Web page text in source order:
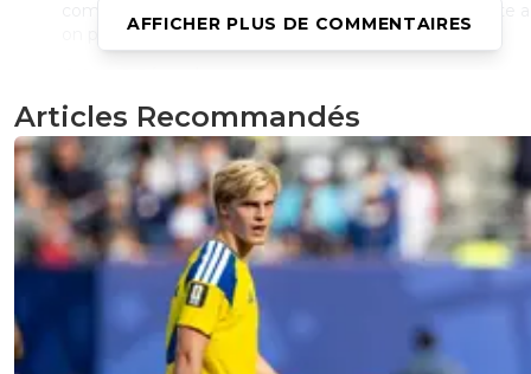
on prit cette decision c'est surrement pas pour rien
alexx-auvergnat-lyonnais 20 mai 2020 à 15:56 +0
Et ENCORE une fois tout le monde se reporte sur
marrant car les gens gueulent qu'il parte car c'est
mêmes qui gueulent car il y aurait du soi disant
pour recruter...C'et marrant car on oublie ENCORE
Aulas et Coupet y'a un Directeur sportif, qui n'est
quand ca déplait aux supps....Je résume: "pas de
avec nos anciens, si la décision me plait pas, c'est JMA,
me plait, c'est Juni"
AFFICHER PLUS DE COMMENTAIRES
Articles Recommandés